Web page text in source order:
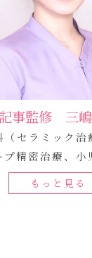
事監修 三
セラミック治
プ精密治療、小
もっと見る